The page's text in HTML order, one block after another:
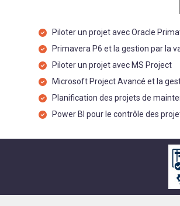
Piloter un projet avec Oracle
Primavera P6 et la gestion par la
Piloter un projet avec MS Project
Microsoft Project Avancé et la
Planification des projets de
Power BI pour le contrôle des